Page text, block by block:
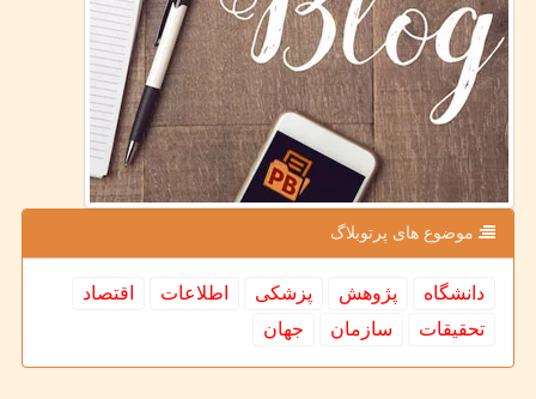
موضوع های پرتوبلاگ
دانشگاه پژوهش پزشكی اطلاعات
اقتصاد
تحقیقات
سازمان جهان